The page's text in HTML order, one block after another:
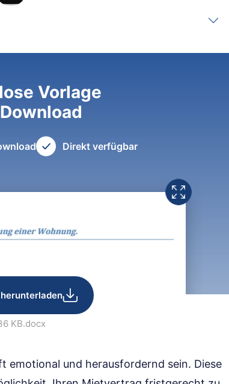
Vorlage
Direkt verfügbar
KB.docx
emotional und herausfordernd sein. Diese